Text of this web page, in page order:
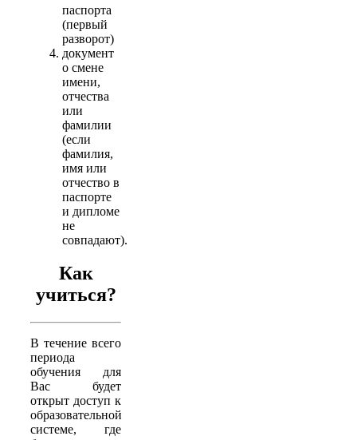
паспорта
(первый
разворот)
документ
о смене
имени,
отчества
или
фамилии
(если
фамилия,
имя или
отчество в
паспорте
и дипломе
не
совпадают).
Как
учиться?
В течение всего
периода
обучения для
Вас будет
открыт доступ к
образовательной
системе, где